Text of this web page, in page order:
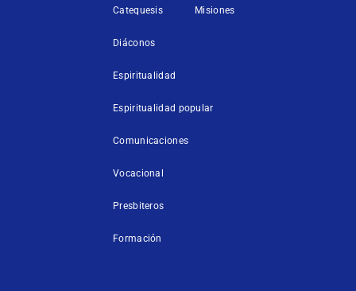
Catequesis Misiones
Diáconos
Espiritualidad
Espiritualidad popular
Comunicaciones
Vocacional
Presbiteros
Formación